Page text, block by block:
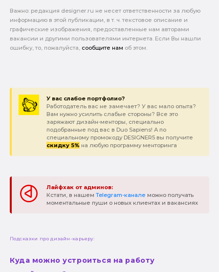
Важно: pедакция designer.ru не несет ответственности за любую
информацию в этой публикации, в т. ч. текстовое описание и
графические изображения, предоставленные нам авторами
вакансии и другими пользователями интернета. Если Вы нашли
ошибку, то, пожалуйста, сообщите нам об этом.
У вас слабое портфолио?
Работодатель вас не замечает? У вас мало опыта?
Вам нужно усилить слабые стороны? Все это
заряжают дизайн-менторы, специально
подобранные под вас в Duo Sapiens! А по
специальному промокоду DESIGNER5 вы получите
скидку 5% на любую программу менторинга
Лайфхак от админов:
Кстати, в нашем Telegram-канале можно получать
моментальные пуши о новых клиентах и вакансиях
Подсказки про дизайн-карьеру:
Куда можно устроиться на работу